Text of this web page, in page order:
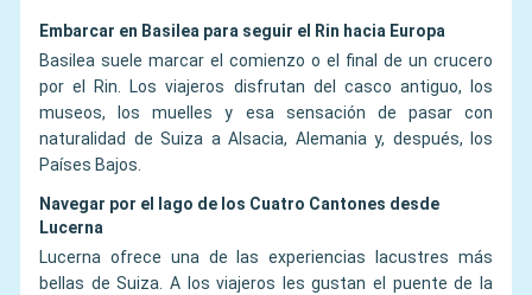
Embarcar en Basilea para seguir el Rin hacia Europa
Basilea suele marcar el comienzo o el final de un crucero
por el Rin. Los viajeros disfrutan del casco antiguo, los
museos, los muelles y esa sensación de pasar con
naturalidad de Suiza a Alsacia, Alemania y, después, los
Países Bajos.
Navegar por el lago de los Cuatro Cantones desde
Lucerna
Lucerna ofrece una de las experiencias lacustres más
bellas de Suiza. A los viajeros les gustan el puente de la